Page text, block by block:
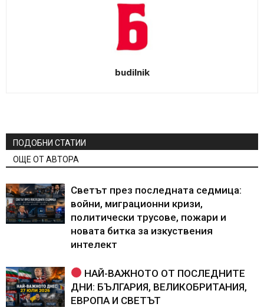
budilnik
ПОДОБНИ СТАТИИ
ОЩЕ ОТ АВТОРА
Светът през последната седмица:
войни, миграционни кризи,
политически трусове, пожари и
новата битка за изкуствения
интелект
НАЙ-ВАЖНОТО ОТ ПОСЛЕДНИТЕ
ДНИ: БЪЛГАРИЯ, ВЕЛИКОБРИТАНИЯ,
ЕВРОПА И СВЕТЪТ